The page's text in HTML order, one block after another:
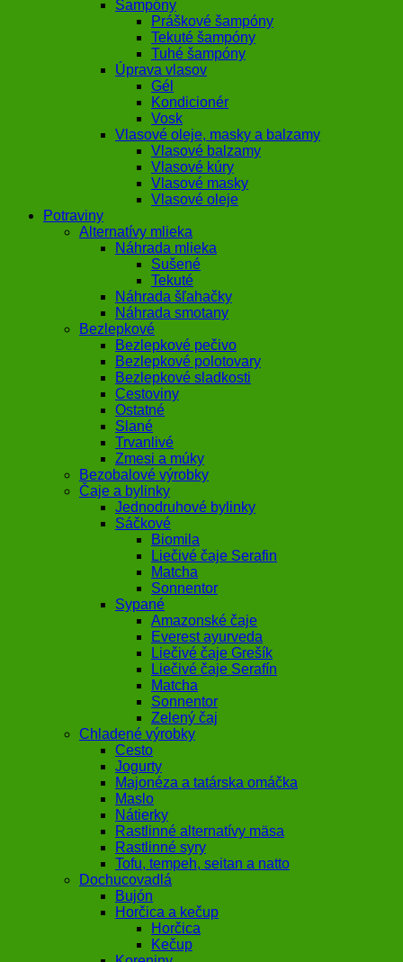
Šampóny
Práškové šampóny
Tekuté šampóny
Tuhé šampóny
Úprava vlasov
Gél
Kondicionér
Vosk
Vlasové oleje, masky a balzamy
Vlasové balzamy
Vlasové kúry
Vlasové masky
Vlasové oleje
Potraviny
Alternatívy mlieka
Náhrada mlieka
Sušené
Tekuté
Náhrada šľahačky
Náhrada smotany
Bezlepkové
Bezlepkové pečivo
Bezlepkové polotovary
Bezlepkové sladkosti
Cestoviny
Ostatné
Slané
Trvanlivé
Zmesi a múky
Bezobalové výrobky
Čaje a bylinky
Jednodruhové bylinky
Sáčkové
Biomila
Liečivé čaje Serafin
Matcha
Sonnentor
Sypané
Amazonské čaje
Everest ayurveda
Liečivé čaje Grešík
Liečivé čaje Serafín
Matcha
Sonnentor
Zelený čaj
Chladené výrobky
Cesto
Jogurty
Majonéza a tatárska omáčka
Maslo
Nátierky
Rastlinné alternatívy mäsa
Rastlinné syry
Tofu, tempeh, seitan a natto
Dochucovadlá
Bujón
Horčica a kečup
Horčica
Kečup